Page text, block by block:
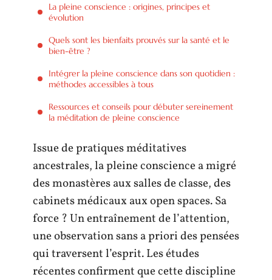
La pleine conscience : origines, principes et
évolution
Quels sont les bienfaits prouvés sur la santé et le
bien-être ?
Intégrer la pleine conscience dans son quotidien :
méthodes accessibles à tous
Ressources et conseils pour débuter sereinement
la méditation de pleine conscience
Issue de pratiques méditatives
ancestrales, la pleine conscience a migré
des monastères aux salles de classe, des
cabinets médicaux aux open spaces. Sa
force ? Un entraînement de l’attention,
une observation sans a priori des pensées
qui traversent l’esprit. Les études
récentes confirment que cette discipline